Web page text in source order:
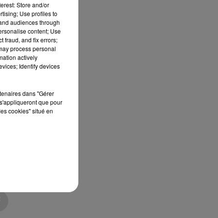
Store and/or
Use profiles to
audiences through
content; Use
fraud, and fix errors;
process personal
actively
Identify devices
dans "Gérer
que pour
cookies" situé en